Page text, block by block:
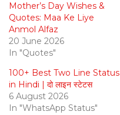
Mother’s Day Wishes &
Quotes: Maa Ke Liye
Anmol Alfaz
20 June 2026
In "Quotes"
100+ Best Two Line Status
in Hindi | दो लाइन स्टेटस
6 August 2026
In "WhatsApp Status"